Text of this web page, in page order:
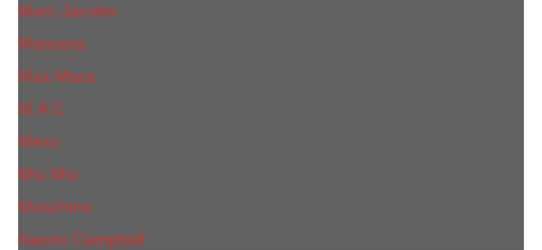
Marc Jacobs
Mancera
Max Mara
M.А.C.
Mexx
Miu Miu
Mоsсhino
Naomi Campbell